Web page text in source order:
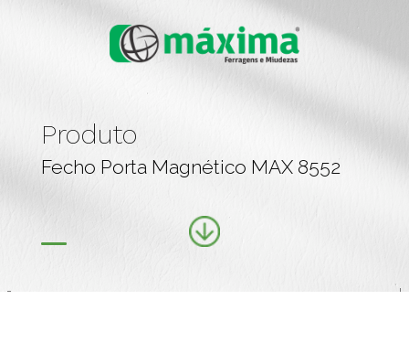
Produto
Fecho Porta Magnético MAX 8552